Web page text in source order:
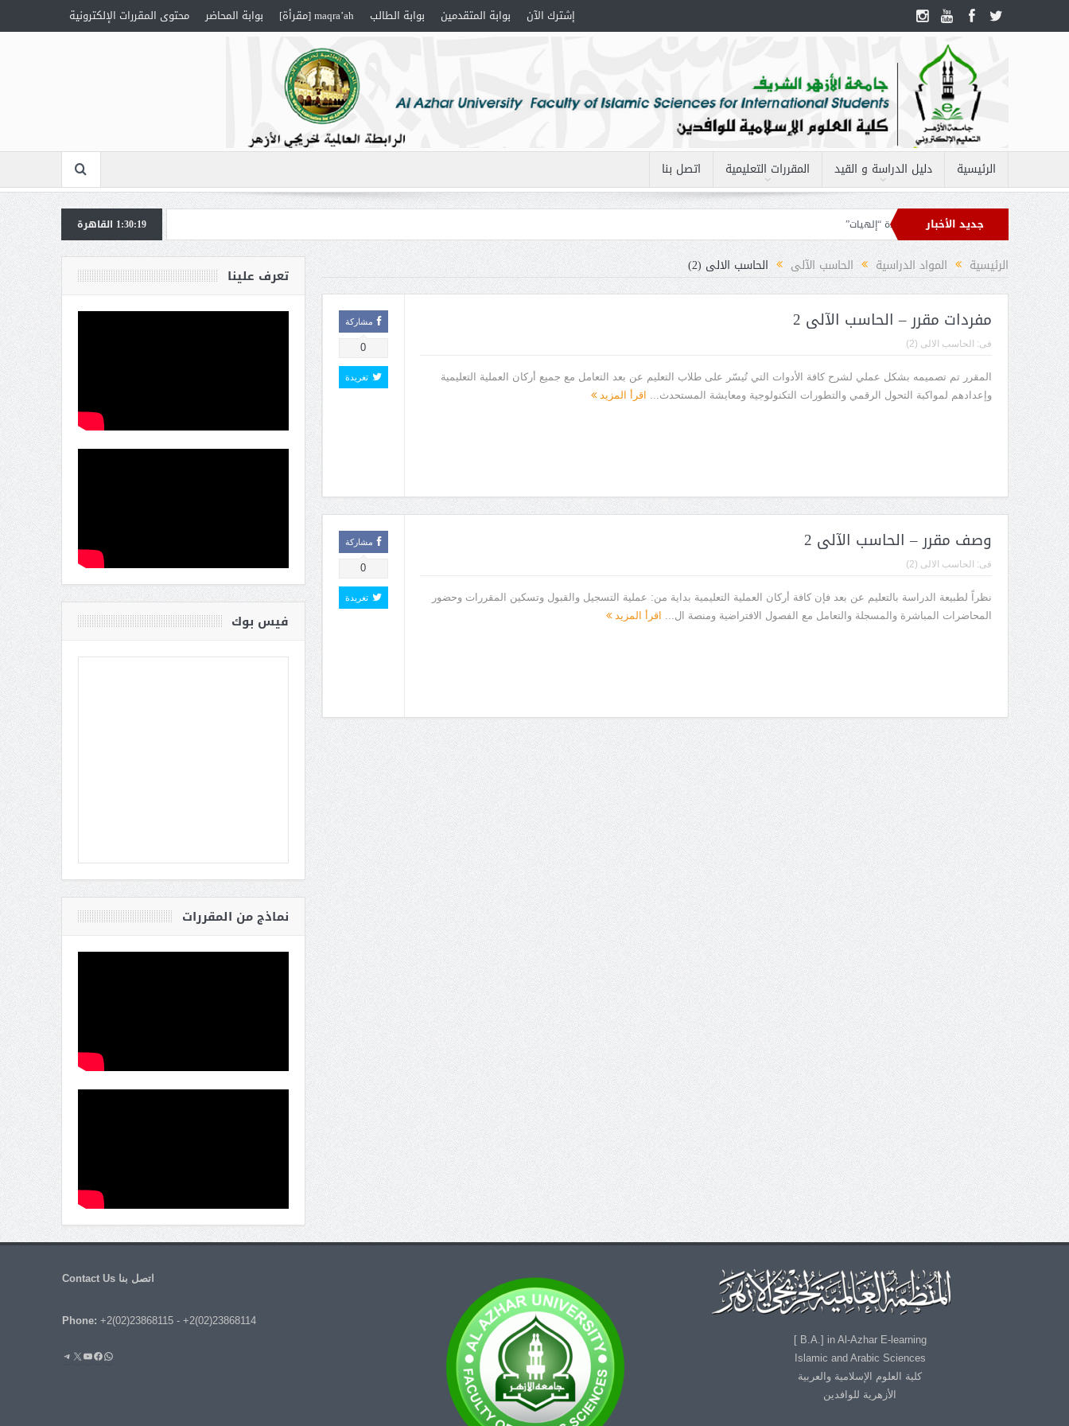
إشترك الآن بوابة المتقدمين بوابة الطالب maqra’ah [مقرأة] بوابة المحاضر محتوى المقررات الإلكترونية
الرئيسية دليل الدراسة و القيد المقررات التعليمية اتصل بنا
جديد الأخبار 1 أهداف مقرر – العقيدة “إلهيات” 1:30:19 القاهرة
الرئيسية المواد الدراسية الحاسب الآلى الحاسب الالى (2)
مفردات مقرر – الحاسب الآلى 2
فى: الحاسب الالى (2)
المقرر تم تصميمه بشكل عملي لشرح كافة الأدوات التي تُيسّر على طلاب التعليم عن بعد التعامل مع جميع أركان العملية التعليمية
وإعدادهم لمواكبة التحول الرقمي والتطورات التكنولوجية ومعايشة المستحدث... اقرأ المزيد
مشاركة
0
تغريدة
وصف مقرر – الحاسب الآلى 2
فى: الحاسب الالى (2)
نظراً لطبيعة الدراسة بالتعليم عن بعد فإن كافة أركان العملية التعليمية بداية من: عملية التسجيل والقبول وتسكين المقررات وحضور
المحاضرات المباشرة والمسجلة والتعامل مع الفصول الافتراضية ومنصة ال... اقرأ المزيد
مشاركة
0
تغريدة
تعرف علينا
فيس بوك
نماذج من المقررات
B.A.] in Al-Azhar E-learning ]
Islamic and Arabic Sciences
كلية العلوم الإسلامية والعربية
الأزهرية للوافدين
اتصل بنا Contact Us
Phone: +2(02)23868115- +2(02)23868114
واتساب
فيسبوك
يوتيوب
إكستيليجرام